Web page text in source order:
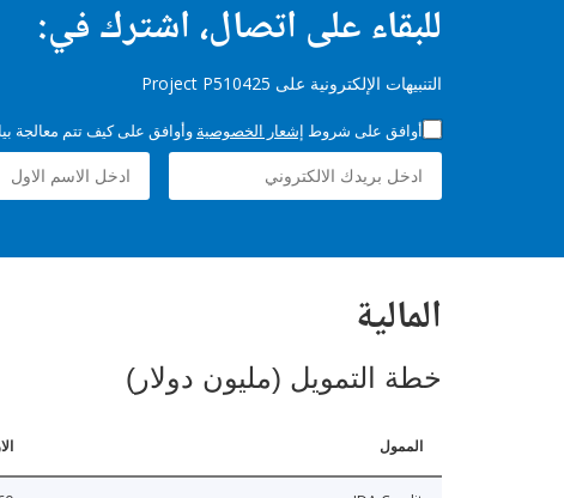
للبقاء على اتصال، اشترك في:
التنبيهات الإلكترونية على Project P510425
أوافق على شروط إشعار الخصوصية وأوافق على كيف تتم معالجة
المالية
خطة التمويل (مليون دولار)
الممول